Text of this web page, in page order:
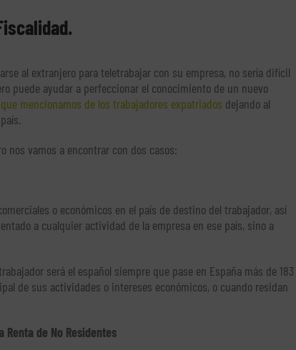
al extranjero para teletrabajar con su empresa, no sería difícil
puede ayudar a perfeccionar el conocimiento de un nuevo
mencionamos de los trabajadores expatriados dejando al
nos vamos a encontrar con dos casos:
o económicos en el país de destino del trabajador, así
a cualquier actividad de la empresa en ese país, sino a
será el español siempre que pase en España más de 183
de sus actividades o intereses económicos, o cuando residan
de No Residentes